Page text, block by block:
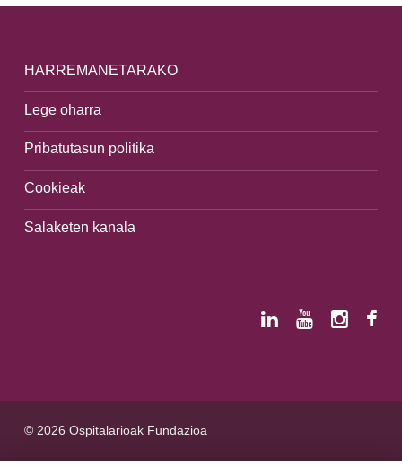
HARREMANETARAKO
Lege oharra
Pribatutasun politika
Cookieak
Salaketen kanala
© 2026 Ospitalarioak Fundazioa